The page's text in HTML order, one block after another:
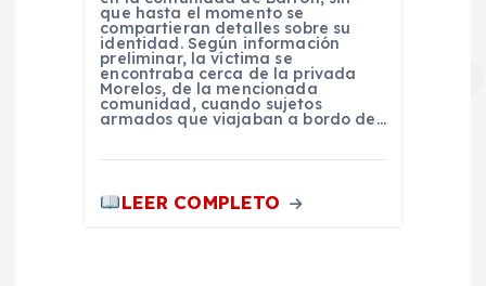
que hasta el momento se
compartieran detalles sobre su
identidad. Según información
preliminar, la víctima se
encontraba cerca de la privada
Morelos, de la mencionada
comunidad, cuando sujetos
armados que viajaban a bordo de…
LEER COMPLETO